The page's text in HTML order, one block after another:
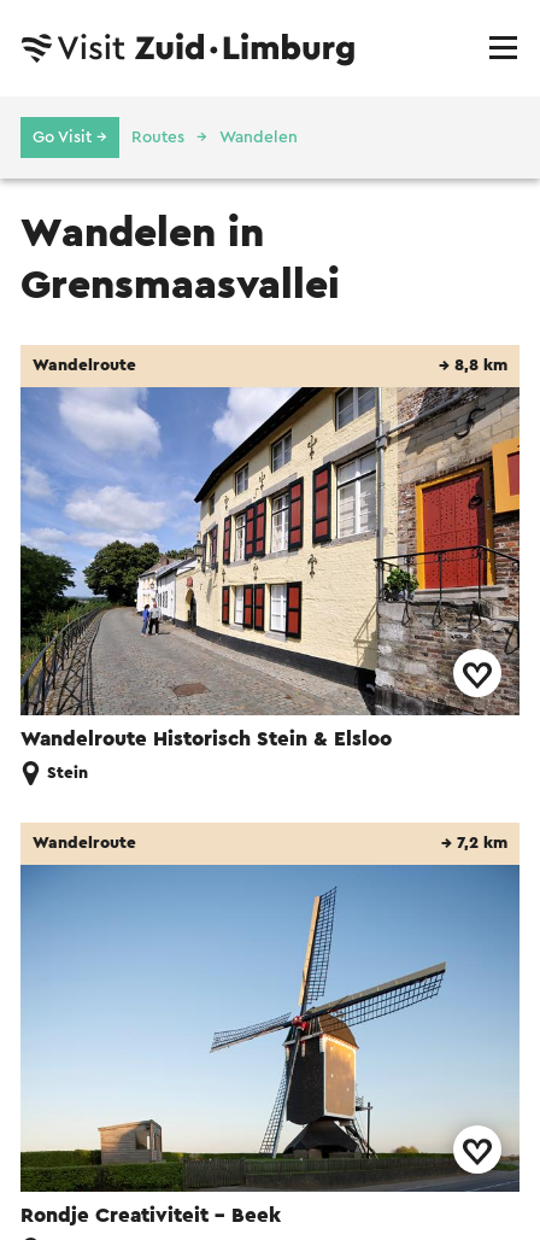
Go Visit → Routes Wandelen
Wandelen in
Grensmaasvallei
Wandelroute Historisch Stein & Elsloo
Wandelroute → 8,8 km
Stein
Rondje Creativiteit - Beek
Wandelroute → 7,2 km